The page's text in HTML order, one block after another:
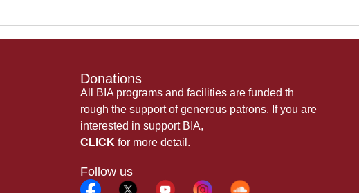
Donations
All BIA programs and facilities are funded th
rough the support of generous patrons. If you are
interested in support BIA,
CLICK for more detail.
Follow us